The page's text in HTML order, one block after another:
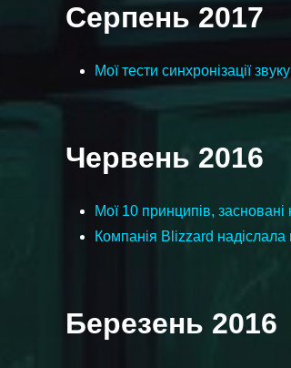
Серпень 2017
Мої тести синхронізації
Червень 2016
Мої 10 принципів,
Компанія Blizzard
Березень 2016